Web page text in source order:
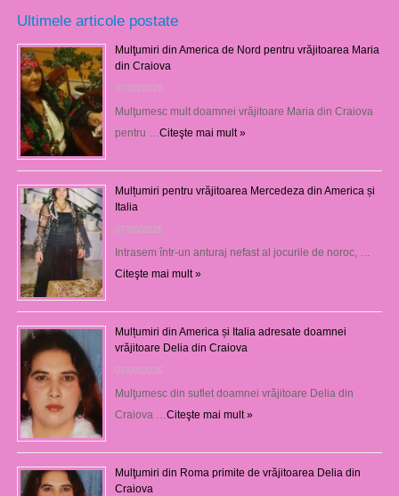
Ultimele articole postate
Mulţumiri din America de Nord pentru vrăjitoarea Maria
din Craiova
07/08/2026
Mulţumesc mult doamnei vrăjitoare Maria din Craiova
pentru … Citeşte mai mult »
Mulțumiri pentru vrăjitoarea Mercedeza din America și
Italia
07/08/2026
Intrasem într-un anturaj nefast al jocurile de noroc, …
Citeşte mai mult »
Mulțumiri din America și Italia adresate doamnei
vrăjitoare Delia din Craiova
07/08/2026
Mulţumesc din suflet doamnei vrăjitoare Delia din
Craiova … Citeşte mai mult »
Mulţumiri din Roma primite de vrăjitoarea Delia din
Craiova